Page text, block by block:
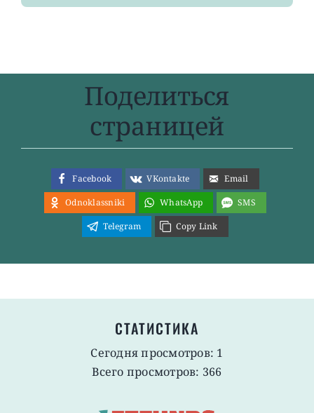
Поделиться
страницей
Facebook VKontakte
Email
Odnoklassniki
WhatsApp
SMS
Telegram
Copy Link
СТАТИСТИКА
Сегодня просмотров: 1
Всего просмотров: 366